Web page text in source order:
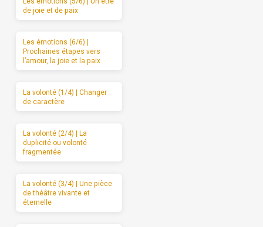
de joie et de paix
Les émotions (6/6) |
Prochaines étapes vers
l’amour, la joie et la paix
La volonté (1/4) | Changer
de caractère
La volonté (2/4) | La
duplicité ou volonté
fragmentée
La volonté (3/4) | Une pièce
de théâtre vivante et
éternelle